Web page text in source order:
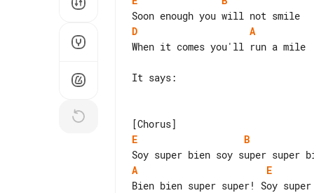
D
A
When it comes you'll run a mile
It says:
E
B
A E